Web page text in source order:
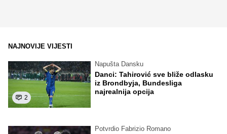
NAJNOVIJE VIJESTI
2
Napušta Dansku
Danci: Tahirović sve bliže odlasku
iz Brondbyja, Bundesliga
najrealnija opcija
Potvrdio Fabrizio Romano